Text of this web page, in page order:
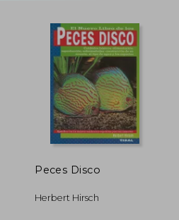
Peces Disco
Herbert Hirsch